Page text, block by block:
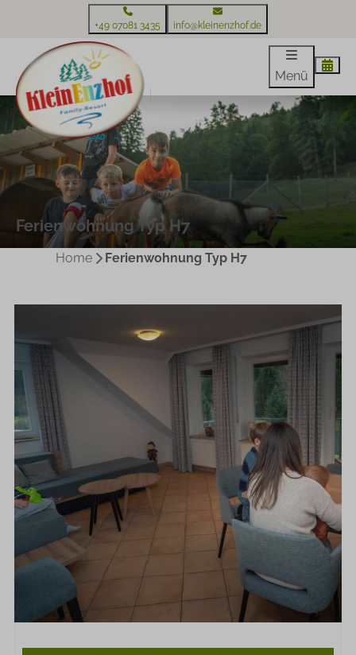
+49 07081 3435 info@kleinenzhof.de
Menü
Ferienwohnung Typ H7
Home Ferienwohnung Typ H7